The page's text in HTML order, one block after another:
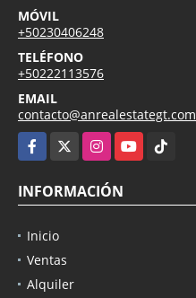
MÓVIL
+50230406248
TELÉFONO
+50222113576
EMAIL
contacto@anrealestategt.com
Facebook
InstagramYouTubeTikTok
INFORMACIÓN
Inicio
Ventas
Alquiler